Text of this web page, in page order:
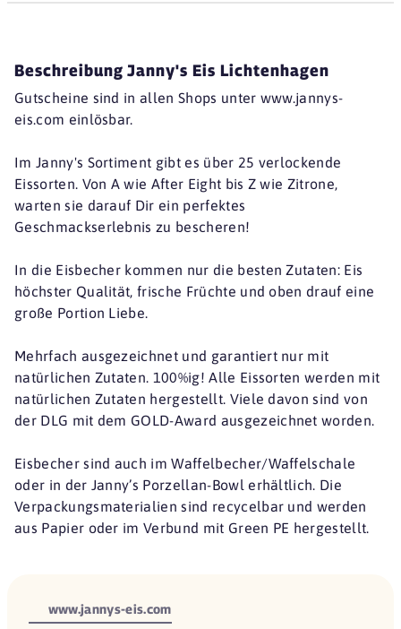
Beschreibung Janny's Eis Lichtenhagen
Gutscheine sind in allen Shops unter www.jannys-
eis.com einlösbar.
Im Janny's Sortiment gibt es über 25 verlockende
Eissorten. Von A wie After Eight bis Z wie Zitrone,
warten sie darauf Dir ein perfektes
Geschmackserlebnis zu bescheren!
In die Eisbecher kommen nur die besten Zutaten: Eis
höchster Qualität, frische Früchte und oben drauf eine
große Portion Liebe.
Mehrfach ausgezeichnet und garantiert nur mit
natürlichen Zutaten. 100%ig! Alle Eissorten werden mit
natürlichen Zutaten hergestellt. Viele davon sind von
der DLG mit dem GOLD-Award ausgezeichnet worden.
Eisbecher sind auch im Waffelbecher/Waffelschale
oder in der Janny’s Porzellan-Bowl erhältlich. Die
Verpackungsmaterialien sind recycelbar und werden
aus Papier oder im Verbund mit Green PE hergestellt.
www.jannys-eis.com